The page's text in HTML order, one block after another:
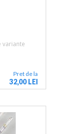
variante
Pret de la
32,00 LEI